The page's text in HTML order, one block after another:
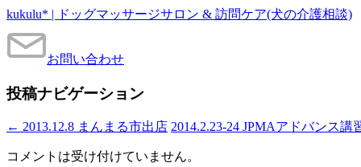
kukulu* | ドッグマッサージサロン & 訪問ケア(犬の介護相談)
お問い合わせ
投稿ナビゲーション
← 2013.12.8 まんまる市出店 2014.2.23-24 JPMAアドバンス講
コメントは受け付けていません。